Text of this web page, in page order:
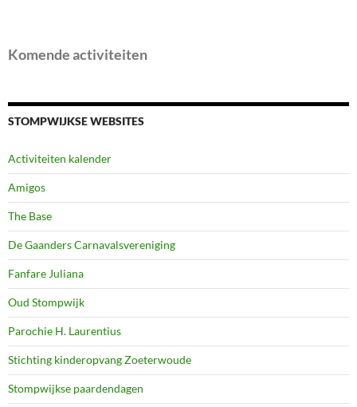
Komende activiteiten
STOMPWIJKSE WEBSITES
Activiteiten kalender
Amigos
The Base
De Gaanders Carnavalsvereniging
Fanfare Juliana
Oud Stompwijk
Parochie H. Laurentius
Stichting kinderopvang Zoeterwoude
Stompwijkse paardendagen